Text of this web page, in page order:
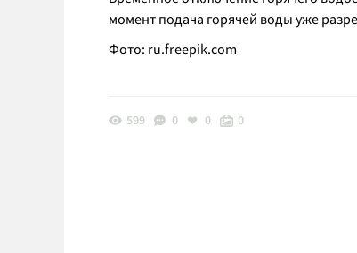
момент подача горячей воды уже
Фото: ru.freepik.com
599 0 0 0